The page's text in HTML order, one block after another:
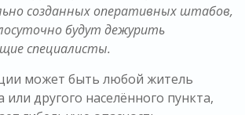
созданных оперативных штабов,
будут дежурить
специалисты.
может быть любой житель
или другого населённого пункта,